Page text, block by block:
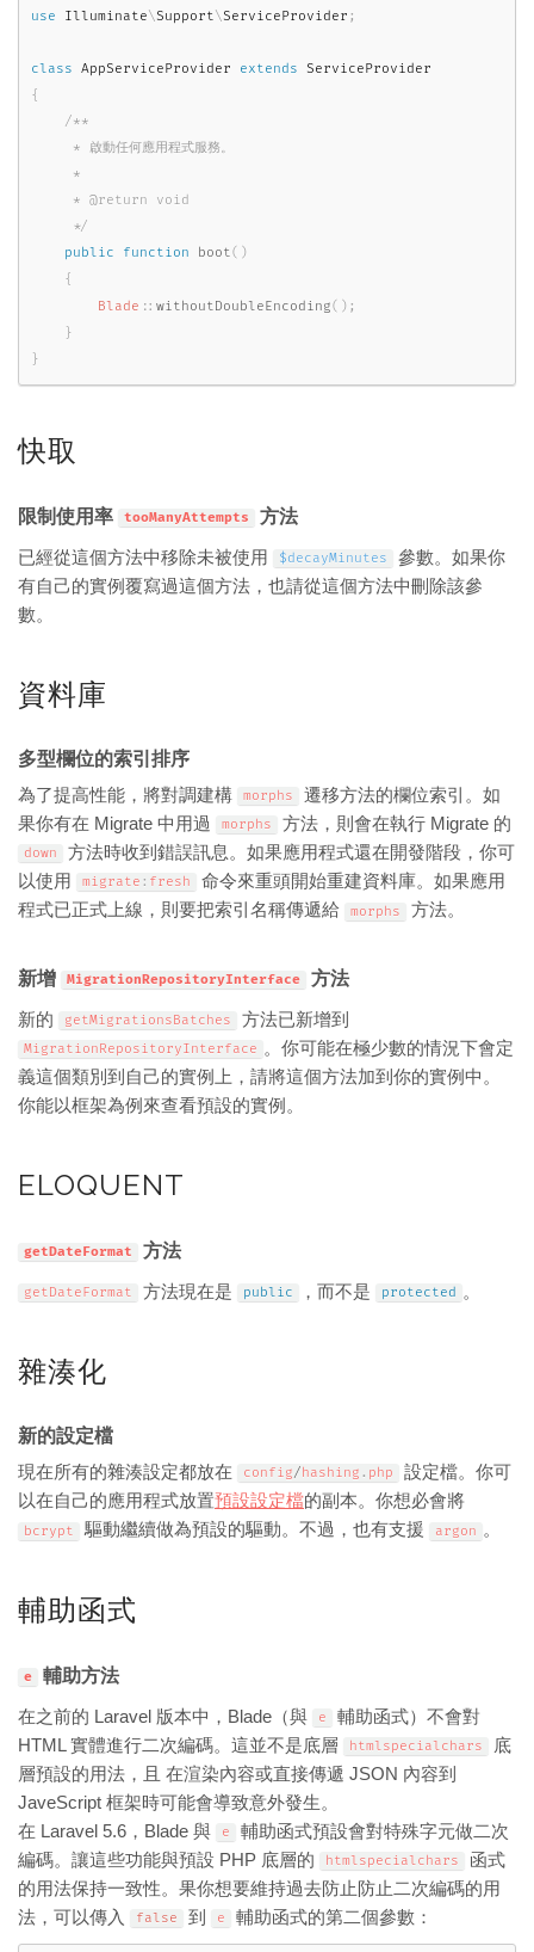
use
Illuminate\Support\ServiceProvider ;
class AppServiceProvider extends
ServiceProvider
{
/**
     * 啟動任何應用程式服務。
     *
     * @return void
     */
public
function boot( )
{
Blade :: withoutDoubleEncoding( ) ;
}
}
快取
限制使用率 tooManyAttempts 方法
已經從這個方法中移除未被使用 $decayMinutes
參數。如果你
有自己的實例覆寫過這個方法，也請從這個方法中刪除該參
數。
資料庫
多型欄位的索引排序
為了提高性能，將對調建構 morphs
遷移方法的欄位索引。如
果你有在 Migrate 中用過
morphs 方法，則會在執行 Migrate 的
down
方法時收到錯誤訊息。如果應用程式還在開發階段，你可
以使用
migrate : fresh
命令來重頭開始重建資料庫。如果應用
程式已正式上線，則要把索引名稱傳遞給
morphs 方法。
新增 MigrationRepositoryInterface 方法
新的 getMigrationsBatches 方法已新增到
MigrationRepositoryInterface
。你可能在極少數的情況下會定
義這個類別到自己的實例上，請將這個方法加到你的實例中。
你能以框架為例來查看預設的實例。
ELOQUENT
getDateFormat 方法
getDateFormat 方法現在是 public ，而不是 protected 。
雜湊化
新的設定檔
現在所有的雜湊設定都放在 config/ hashing . php
設定檔。你可
以在自己的應用程式放置預設設定檔的副本。你想必會將
bcrypt 驅動繼續做為預設的驅動。不過，也有支援 argon 。
輔助函式
e 輔助方法
在之前的 Laravel 版本中，Blade（與 e
輔助函式）不會對
HTML 實體進行二次編碼。這並不是底層
htmlspecialchars
底
層預設的用法，且 在渲染內容或直接傳遞 JSON 內容到
JaveScript 框架時可能會導致意外發生。
在 Laravel 5.6，Blade 與
e
輔助函式預設會對特殊字元做二次
編碼。讓這些功能與預設 PHP 底層的
htmlspecialchars
函式
的用法保持一致性。果你想要維持過去防止防止二次編碼的用
法，可以傳入
false 到 e 輔助函式的第二個參數：